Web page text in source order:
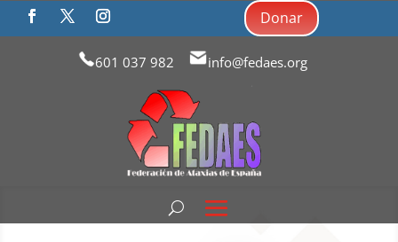
601 037 982 info@fedaes.org
Donar